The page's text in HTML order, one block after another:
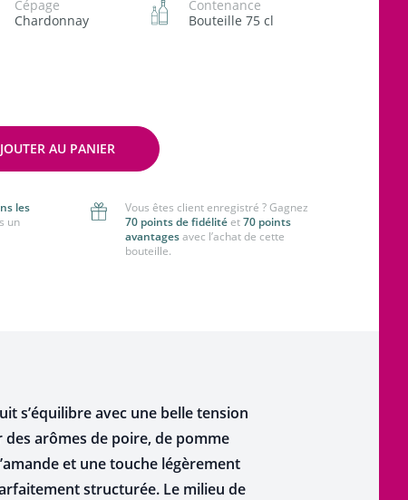
Cépage
Chardonnay
Contenance
Bouteille 75 cl
AU PANIER
les
un
Vous êtes client enregistré ? Gagnez
70 points de fidélité et70 points
avantagesavec l’achat de cette
bouteille.
s’équilibre avec une belle tension
arômes de poire, de pomme
et une touche légèrement
structurée. Le milieu de